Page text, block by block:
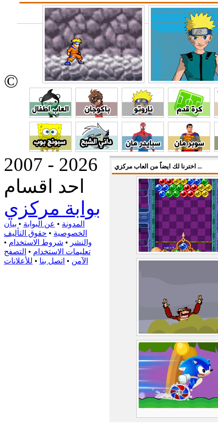
اخترنا لك ايضاً من العاب مركزي ...
©
2007 - 2026
احد اقسام
بوابة مركزي
المدونة • عن البوابة • بيان
الخصوصية • حقوق التأليف
والنشر • شروط الاستخدام •
تعليمات الاستخدام • التصفح
الآمن • اتصل بنا • للأعلانات